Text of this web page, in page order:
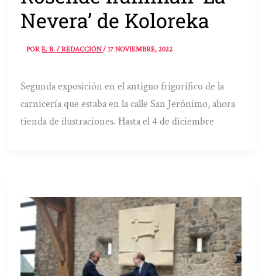
Nevera’ de Koloreka
PORE. B. / REDACCIÓN/17 NOVIEMBRE, 2022
Segunda exposición en el antiguo frigorífico de la
carnicería que estaba en la calle San Jerónimo, ahora
tienda de ilustraciones. Hasta el 4 de diciembre